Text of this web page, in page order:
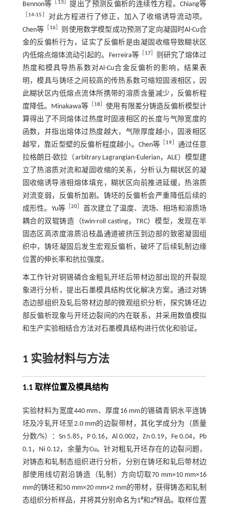
Bennon等 13 ］提出了预测反偏析的连续性方程。Chiang等
14-15
对此方程进行了修正，加入了收缩诱导流动项。
Chen等［ 16
则使用数学模型成功预测了定向凝固时Al-Cu合
金的反偏析行为，证实了反偏析是由凝固收缩导致糊状区
内低熔点熔体流动引起的。Ferreira等［ 17］ 则研究了熔体过
热度和模具导热系数对Al-Cu合金反偏析的影响，结果表
明，模具与铸坯之间较高的传热系数可缩短固液相区，因
此糊状区内低熔点流体所携带的溶质含量减少，反偏析程
度降低。Minakawa等
18 ］使用有限差分铸造反偏析模型计
算得出了不同熔体过热度时固液相区的长度与气隙宽度的
函数，并指出熔体过热度越大，气隙厚度越小，固液相区
越窄，靠近型壁的反偏析程度越小。Chen等
19
通过任意
拉格朗日-欧拉（arbitrary Lagrangian-Eulerian，ALE）模型建
立了热溶质对流和凝固收缩的关系，分析认为糊状区的凝
固收缩诱导液相熔体填充，糊状区向前推进延缓，热溶质
对流变弱，反偏析加剧。铸坯的反偏析会严重降低后续的
成形性。Yu等 ［20
首次建立了温度、流场、相场和溶质场
耦合的双辊铸造（twin-roll casting，TRC）模型，发现在半
固态区高浓度溶质沿枝晶通道被挤压到边部的致密凝固组
织中，铸坯凝固后发生宏观反偏析，破坏了后续轧制边缘
位置的伸长率和抗拉强度。
本工作针对铜锡磷合金粗轧开坯后带材边部出现的开裂现
象进行分析，提出石墨模具结构优化解决方案。通过对铸
态边部组织及轧后带材边部的微观组织分析，探究铸坯边
部反偏析现象与开坯边裂间的内在联系，并采用数值模拟
和生产实验相结合方法对石墨模具结构进行优化和验证。
1 实验材料与方法
1.1 取样位置及模具结构
实验材料为宽度440 mm、厚度16 mm的锡磷青铜水平连铸
坯及冷轧开坯至2.0 mm的边裂带材，其化学成分为（质量
分数/%）：Sn 5.85，P 0.16，Al 0.002，Zn 0.19，Fe 0.04，Pb
0.1，Ni 0.12，余量为Cu。针对粗轧开坯存在的边裂问题，
对铸态和轧制态组织进行分析，分别在铸坯和轧后带材边
部使用线切割沿铸造（轧制）方向切取70 mm×10 mm×16
mm的铸坯和50 mm×20 mm×2 mm的带材，获得铸态和轧制
态组织分析样品，并将其分别命名为1#和2#样品。取样位置